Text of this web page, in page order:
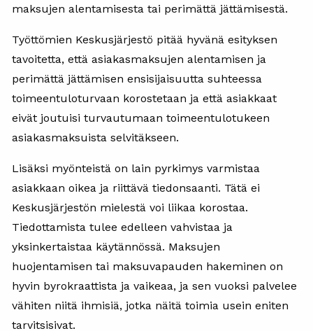
maksujen alentamisesta tai perimättä jättämisestä.
Työttömien Keskusjärjestö pitää hyvänä esityksen
tavoitetta, että asiakasmaksujen alentamisen ja
perimättä jättämisen ensisijaisuutta suhteessa
toimeentuloturvaan korostetaan ja että asiakkaat
eivät joutuisi turvautumaan toimeentulotukeen
asiakasmaksuista selvitäkseen.
Lisäksi myönteistä on lain pyrkimys varmistaa
asiakkaan oikea ja riittävä tiedonsaanti. Tätä ei
Keskusjärjestön mielestä voi liikaa korostaa.
Tiedottamista tulee edelleen vahvistaa ja
yksinkertaistaa käytännössä. Maksujen
huojentamisen tai maksuvapauden hakeminen on
hyvin byrokraattista ja vaikeaa, ja sen vuoksi palvelee
vähiten niitä ihmisiä, jotka näitä toimia usein eniten
tarvitsisivat.